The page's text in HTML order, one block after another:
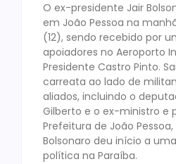
O ex-presidente Jair
em João Pessoa na
(12), sendo recebido por
apoiadores no Aeroporto
Presidente Castro Pinto.
carreata ao lado de
aliados, incluindo o
Gilberto e o ex-ministro e
Prefeitura de João
Bolsonaro deu início a
política na Paraíba.